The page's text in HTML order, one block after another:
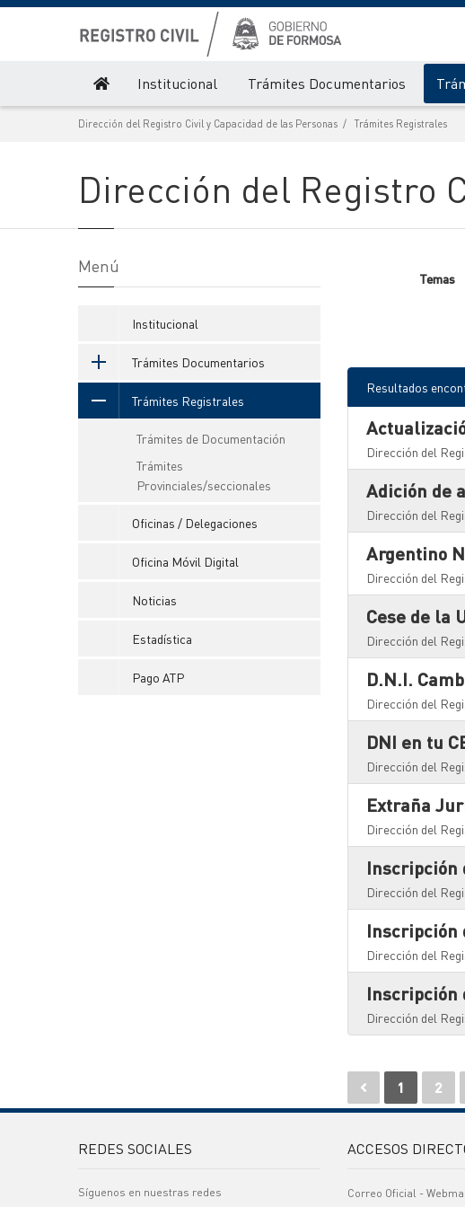
Institucional Trámites Documentarios
Dirección del Registro Civil y Capacidad de las Personas Trámites Registrales
Dirección del Registro
Temas
Resultados
Dirección del
Adición
Dirección del
Argentino
Dirección del
Cese de
Dirección del
D.N.I.
Dirección del
DNI en tu
Dirección del
Extraña
Dirección del
Dirección del
Dirección del
Dirección del
1 2
Menú
Institucional
Trámites Documentarios
Trámites Registrales
Trámites de Documentación
Trámites
Provinciales/seccionales
Oficinas / Delegaciones
Oficina Móvil Digital
Noticias
Estadística
Pago ATP
REDES SOCIALES
Síguenos en nuestras redes
ACCESOS
Correo Oficial -